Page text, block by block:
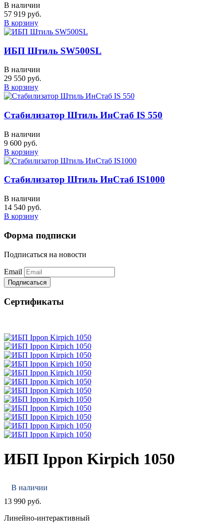
В наличии
57 919 руб.
В корзину
ИБП Штиль SW500SL
В наличии
29 550 руб.
В корзину
Стабилизатор Штиль ИнСтаб IS 550
В наличии
9 600 руб.
В корзину
Стабилизатор Штиль ИнСтаб IS1000
В наличии
14 540 руб.
В корзину
Форма подписки
Подписаться на новости
Email
Cертификаты
ИБП Ippon Kirpich 1050
В наличии
13 990 руб.
Линейно-интерактивный